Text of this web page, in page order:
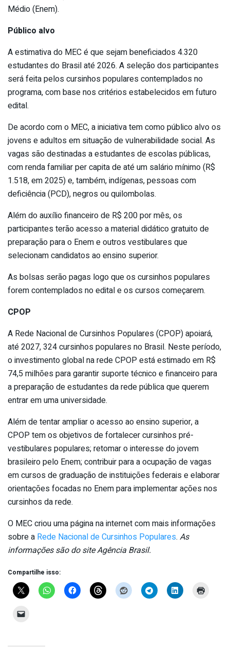
Médio (Enem).
Público alvo
A estimativa do MEC é que sejam beneficiados 4.320
estudantes do Brasil até 2026. A seleção dos participantes
será feita pelos cursinhos populares contemplados no
programa, com base nos critérios estabelecidos em futuro
edital.
De acordo com o MEC, a iniciativa tem como público alvo os
jovens e adultos em situação de vulnerabilidade social. As
vagas são destinadas a estudantes de escolas públicas,
com renda familiar per capita de até um salário mínimo (R$
1.518, em 2025) e, também, indígenas, pessoas com
deficiência (PCD), negros ou quilombolas.
Além do auxílio financeiro de R$ 200 por mês, os
participantes terão acesso a material didático gratuito de
preparação para o Enem e outros vestibulares que
selecionam candidatos ao ensino superior.
As bolsas serão pagas logo que os cursinhos populares
forem contemplados no edital e os cursos começarem.
CPOP
A Rede Nacional de Cursinhos Populares (CPOP) apoiará,
até 2027, 324 cursinhos populares no Brasil. Neste período,
o investimento global na rede CPOP está estimado em R$
74,5 milhões para garantir suporte técnico e financeiro para
a preparação de estudantes da rede pública que querem
entrar em uma universidade.
Além de tentar ampliar o acesso ao ensino superior, a
CPOP tem os objetivos de fortalecer cursinhos pré-
vestibulares populares; retomar o interesse do jovem
brasileiro pelo Enem; contribuir para a ocupação de vagas
em cursos de graduação de instituições federais e elaborar
orientações focadas no Enem para implementar ações nos
cursinhos da rede.
O MEC criou uma página na internet com mais informações
sobre a Rede Nacional de Cursinhos Populares. As
informações são do site Agência Brasil.
Compartilhe isso: